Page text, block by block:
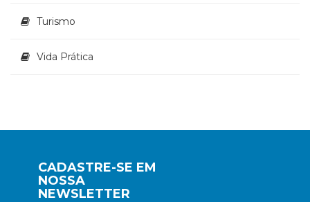
Turismo
Vida Prática
CADASTRE-SE EM
NOSSA
NEWSLETTER